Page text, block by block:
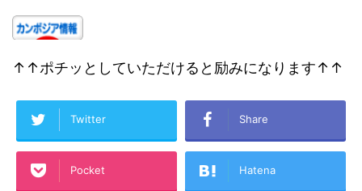
↑↑ポチッとしていただけると励みになります↑↑
Twitter Share
Pocket Hatena